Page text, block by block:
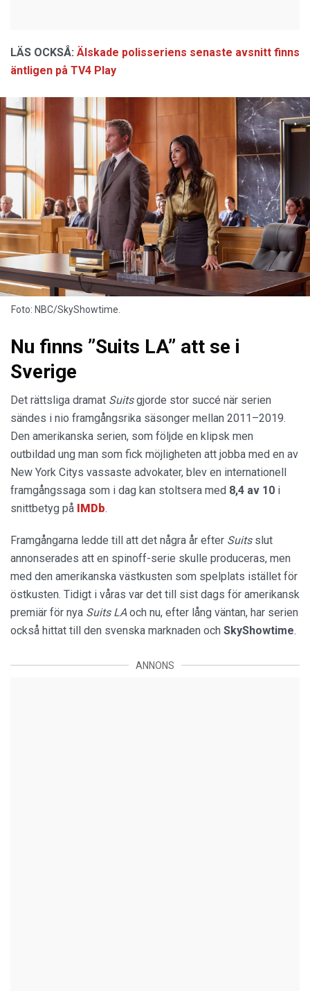
LÄS OCKSÅ: Älskade polisseriens senaste avsnitt finns
äntligen på TV4 Play
Foto: NBC/SkyShowtime.
Nu finns ”Suits LA” att se i
Sverige
Det rättsliga dramat Suitsgjorde stor succé när serien
sändes i nio framgångsrika säsonger mellan 2011–2019.
Den amerikanska serien, som följde en klipsk men
outbildad ung man som fick möjligheten att jobba med en av
New York Citys vassaste advokater, blev en internationell
framgångssaga som i dag kan stoltsera med 8,4 av 10 i
snittbetyg på IMDb.
Framgångarna ledde till att det några år efter Suits slut
annonserades att en spinoff-serie skulle produceras, men
med den amerikanska västkusten som spelplats istället för
östkusten. Tidigt i våras var det till sist dags för amerikansk
premiär för nya Suits LA och nu, efter lång väntan, har serien
också hittat till den svenska marknaden och SkyShowtime.
ANNONS